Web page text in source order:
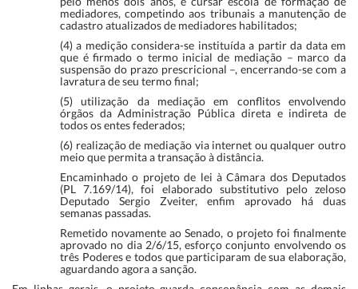
mediadores, competindo aos tribunais a manutenção de
cadastro atualizados de mediadores habilitados;
(4) a medição considera-se instituída a partir da data em
que é firmado o termo inicial de mediação – marco da
suspensão do prazo prescricional –, encerrando-se com a
lavratura de seu termo final;
(5) utilização da mediação em conflitos envolvendo
órgãos da Administração Pública direta e indireta de
todos os entes federados;
(6) realização de mediação via internet ou qualquer outro
meio que permita a transação à distância.
Encaminhado o projeto de lei à Câmara dos Deputados
(PL 7.169/14), foi elaborado substitutivo pelo zeloso
Deputado Sergio Zveiter, enfim aprovado há duas
semanas passadas.
Remetido novamente ao Senado, o projeto foi finalmente
aprovado no dia 2/6/15, esforço conjunto envolvendo os
três Poderes e todos que participaram de sua elaboração,
aguardando agora a sanção.